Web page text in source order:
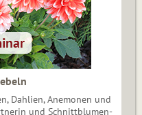
Dahlien, Anemonen und
und Schnittblumen-